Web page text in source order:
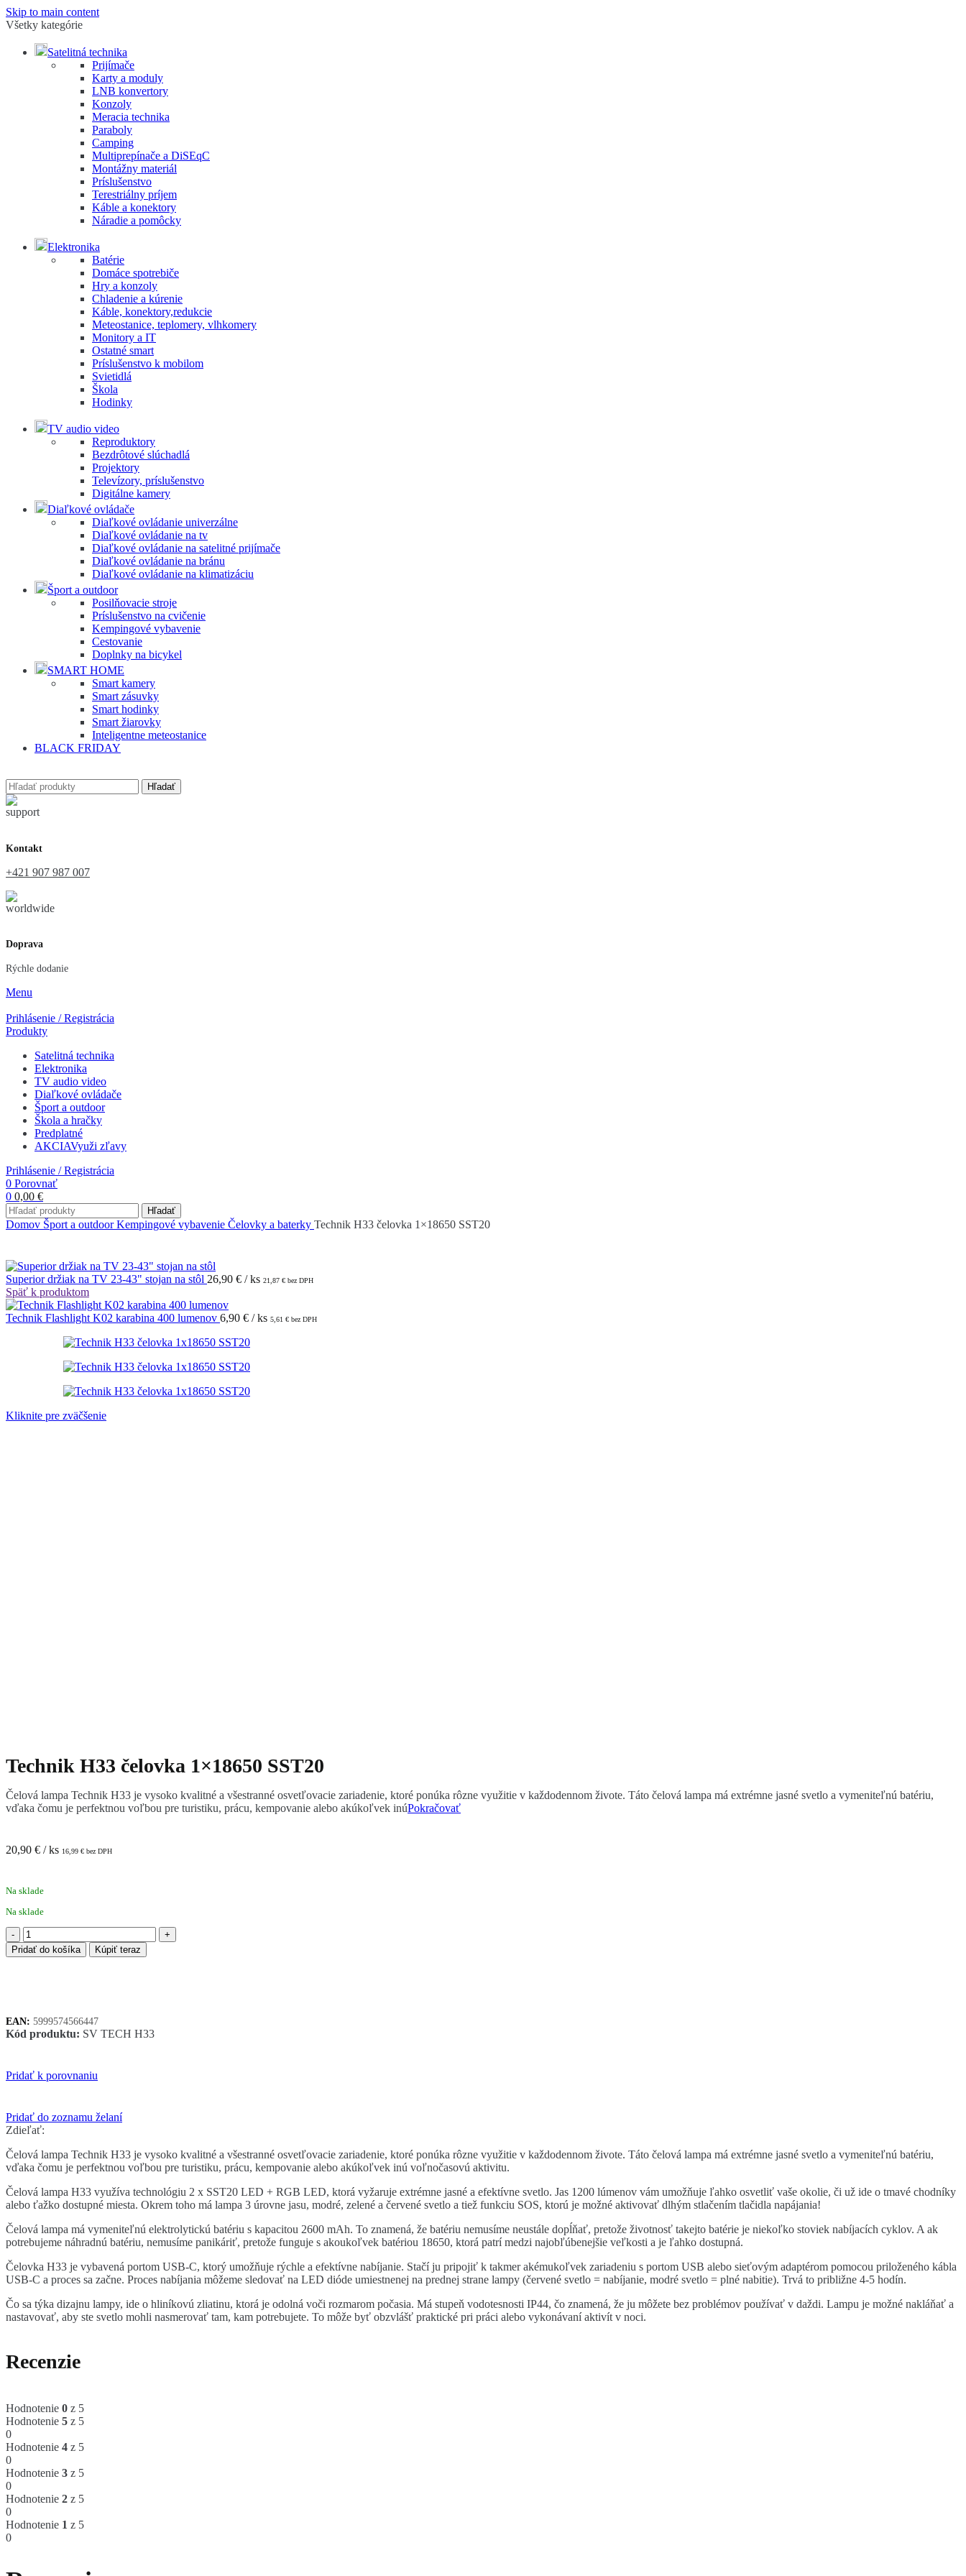
Skip to main content
Všetky kategórie
Satelitná technika
Prijímače
Karty a moduly
LNB konvertory
Konzoly
Meracia technika
Paraboly
Camping
Multiprepínače a DiSEqC
Montážny materiál
Príslušenstvo
Terestriálny príjem
Káble a konektory
Náradie a pomôcky
Elektronika
Batérie
Domáce spotrebiče
Hry a konzoly
Chladenie a kúrenie
Káble, konektory,redukcie
Meteostanice, teplomery, vlhkomery
Monitory a IT
Ostatné smart
Príslušenstvo k mobilom
Svietidlá
Škola
Hodinky
TV audio video
Reproduktory
Bezdrôtové slúchadlá
Projektory
Televízory, príslušenstvo
Digitálne kamery
Diaľkové ovládače
Diaľkové ovládanie univerzálne
Diaľkové ovládanie na tv
Diaľkové ovládanie na satelitné prijímače
Diaľkové ovládanie na bránu
Diaľkové ovládanie na klimatizáciu
Šport a outdoor
Posilňovacie stroje
Príslušenstvo na cvičenie
Kempingové vybavenie
Cestovanie
Doplnky na bicykel
SMART HOME
Smart kamery
Smart zásuvky
Smart hodinky
Smart žiarovky
Inteligentne meteostanice
BLACK FRIDAY
Hľadať
Kontakt
+421 907 987 007
Doprava
Rýchle dodanie
Menu
Prihlásenie / Registrácia
Produkty
Satelitná technika
Elektronika
TV audio video
Diaľkové ovládače
Šport a outdoor
Škola a hračky
Predplatné
AKCIAVyuži zľavy
Prihlásenie / Registrácia
0 Porovnať
0 0,00 €
Hľadať
Domov Šport a outdoorKempingové vybavenie Čelovky a baterky Technik H33 čelovka 1×18650 SST20
Superior držiak na TV 23-43" stojan na stôl 26,90 € / ks 21,87 € bez DPH
Späť k produktom
Technik Flashlight K02 karabina 400 lumenov 6,90 € / ks 5,61 € bez DPH
Kliknite pre zväčšenie
Technik H33 čelovka 1×18650 SST20
Čelová lampa Technik H33 je vysoko kvalitné a všestranné osvetľovacie zariadenie, ktoré ponúka rôzne využitie v každodennom živote. Táto čelová lampa má extrémne jasné svetlo a vymeniteľnú batériu,
vďaka čomu je perfektnou voľbou pre turistiku, prácu, kempovanie alebo akúkoľvek inúPokračovať
20,90 € / ks 16,99 € bez DPH
Na sklade
Na sklade
množstvo
Technik
H33
Pridať do košíka Kúpiť teraz
EAN: 5999574566447
Kód produktu: SV TECH H33
Pridať k porovnaniu
Pridať do zoznamu želaní
Zdieľať:
Čelová lampa Technik H33 je vysoko kvalitné a všestranné osvetľovacie zariadenie, ktoré ponúka rôzne využitie v každodennom živote. Táto čelová lampa má extrémne jasné svetlo a vymeniteľnú batériu,
vďaka čomu je perfektnou voľbou pre turistiku, prácu, kempovanie alebo akúkoľvek inú voľnočasovú aktivitu.
Čelová lampa H33 využíva technológiu 2 x SST20 LED + RGB LED, ktorá vyžaruje extrémne jasné a efektívne svetlo. Jas 1200 lúmenov vám umožňuje ľahko osvetliť vaše okolie, či už ide o tmavé chodníky
alebo ťažko dostupné miesta. Okrem toho má lampa 3 úrovne jasu, modré, zelené a červené svetlo a tiež funkciu SOS, ktorú je možné aktivovať dlhým stlačením tlačidla napájania!
Čelová lampa má vymeniteľnú elektrolytickú batériu s kapacitou 2600 mAh. To znamená, že batériu nemusíme neustále dopĺňať, pretože životnosť takejto batérie je niekoľko stoviek nabíjacích cyklov. A ak
potrebujeme náhradnú batériu, nemusíme panikáriť, pretože funguje s akoukoľvek batériou 18650, ktorá patrí medzi najobľúbenejšie veľkosti a je ľahko dostupná.
Čelovka H33 je vybavená portom USB-C, ktorý umožňuje rýchle a efektívne nabíjanie. Stačí ju pripojiť k takmer akémukoľvek zariadeniu s portom USB alebo sieťovým adaptérom pomocou priloženého kábla
USB-C a proces sa začne. Proces nabíjania môžeme sledovať na LED dióde umiestnenej na prednej strane lampy (červené svetlo = nabíjanie, modré svetlo = plné nabitie). Trvá to približne 4-5 hodín.
Čo sa týka dizajnu lampy, ide o hliníkovú zliatinu, ktorá je odolná voči rozmarom počasia. Má stupeň vodotesnosti IP44, čo znamená, že ju môžete bez problémov používať v daždi. Lampu je možné nakláňať a
nastavovať, aby ste svetlo mohli nasmerovať tam, kam potrebujete. To môže byť obzvlášť praktické pri práci alebo vykonávaní aktivít v noci.
Recenzie
Hodnotenie 0 z 5
Hodnotenie 5 z 5
0
Hodnotenie 4 z 5
0
Hodnotenie 3 z 5
0
Hodnotenie 2 z 5
0
Hodnotenie 1 z 5
0